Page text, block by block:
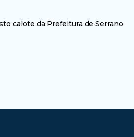
calote da Prefeitura de Serrano